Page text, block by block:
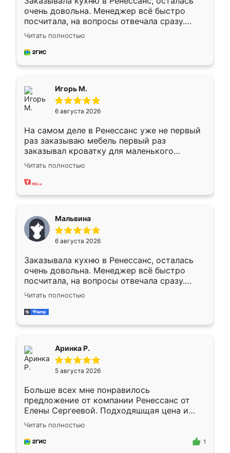
очень довольна. Менеджер всё быстро
посчитала, на вопросы отвечала сразу.
Замерщик приехал в субботу, подошёл к
делу со всей ответственностью. Собрали
за день, ребята работали аккуратно, даже
Читать полностью
Игорь М.
6 августа 2026
На самом деле в Ренессанс уже не первый
раз заказываю мебель первый раз
заказывал кроватку для маленького
ребёнка при его рождении ,во второй раз
заказал шкаф-купе. По качеству очень
хорошее сборка достаточно быстрая,
меньше, здесь же он более разнообразный.
Мне нравится ,если что-то потребуется из
мебели буду заказывать только здесь.
Читать полностью
Мальвина
6 августа 2026
Заказывала кухню в Ренессанс, осталась
очень довольна. Менеджер всё быстро
посчитала, на вопросы отвечала сразу.
Замерщик приехал в субботу, подошёл к
делу со всей ответственностью. Собрали
за день, ребята работали аккуратно, даже
Читать полностью
Аринка Р.
5 августа 2026
Больше всех мне понравилось
предложение от компании Ренессанс от
Елены Сергеевой. Подходяшщая цена и
короткие сроки изготовления. Приехавший
для замера сотрудник Владислав
предложил по моему эскизу самый
Читать полностью
1